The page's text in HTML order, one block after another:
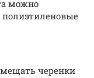
можно
черенки